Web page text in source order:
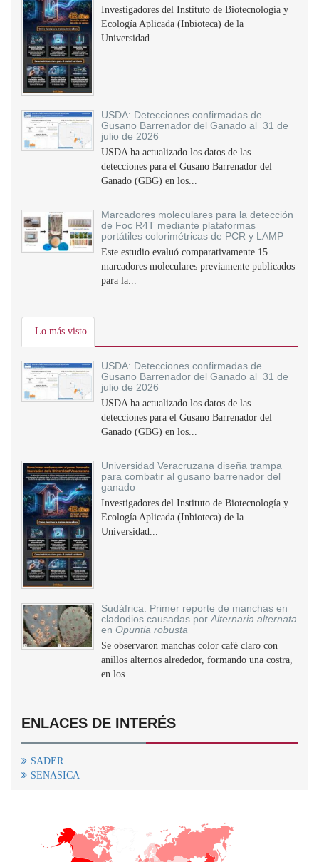
Investigadores del Instituto de Biotecnología y
Ecología Aplicada (Inbioteca) de la
Universidad...
USDA: Detecciones confirmadas de
Gusano Barrenador del Ganado al 31 de
julio de 2026
USDA ha actualizado los datos de las
detecciones para el Gusano Barrenador del
Ganado (GBG) en los...
Marcadores moleculares para la detección
de Foc R4T mediante plataformas
portátiles colorimétricas de PCR y LAMP
Este estudio evaluó comparativamente 15
marcadores moleculares previamente publicados
para la...
Lo más visto
USDA: Detecciones confirmadas de
Gusano Barrenador del Ganado al 31 de
julio de 2026
USDA ha actualizado los datos de las
detecciones para el Gusano Barrenador del
Ganado (GBG) en los...
Universidad Veracruzana diseña trampa
para combatir al gusano barrenador del
ganado
Investigadores del Instituto de Biotecnología y
Ecología Aplicada (Inbioteca) de la
Universidad...
Sudáfrica: Primer reporte de manchas en
cladodios causadas por Alternaria alternata
en Opuntia robusta
Se observaron manchas color café claro con
anillos alternos alrededor, formando una costra,
en los...
ENLACES DE INTERÉS
SADER
SENASICA